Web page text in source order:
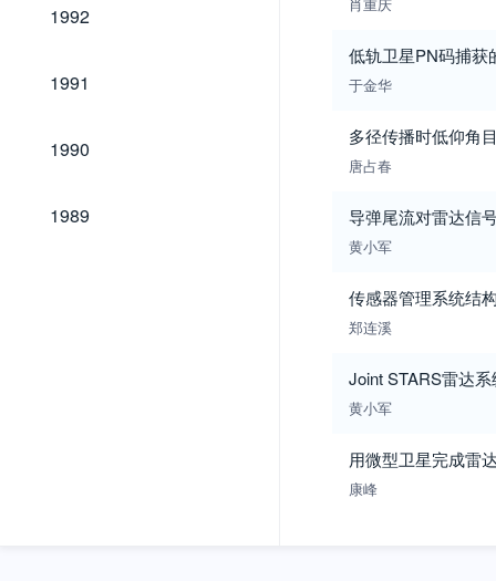
1992
1992
1991
1991
1990
1990
1989
1989
低轨卫星PN码捕获
于金华
多径传播时低仰角
唐占春
导弹尾流对雷达信
黄小军
传感器管理系统结
郑连溪
Joint STARS雷达
黄小军
用微型卫星完成雷
康峰